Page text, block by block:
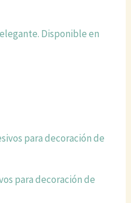
Disponible en
para decoración de